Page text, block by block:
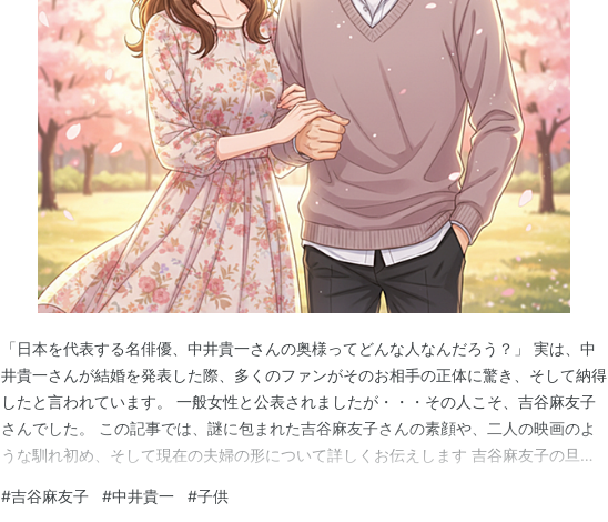
「日本を代表する名俳優、中井貴一さんの奥様ってどんな人なんだろう？」 実は、中
井貴一さんが結婚を発表した際、多くのファンがそのお相手の正体に驚き、そして納得
したと言われています。 一般女性と公表されましたが・・・その人こそ、吉谷麻友子
さんでした。 この記事では、謎に包まれた吉谷麻友子さんの素顔や、二人の映画のよ
うな馴れ初め、そして現在の夫婦の形について詳しくお伝えします 吉谷麻友子の旦那
歳という年齢で決断した理由 誕生日に籍を入れるというロマンチックな選択 旦那・中
#吉谷麻友子 #中井貴一 #子供